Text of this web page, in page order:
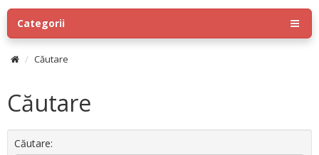
Categorii
Căutare
Căutare
Căutare: